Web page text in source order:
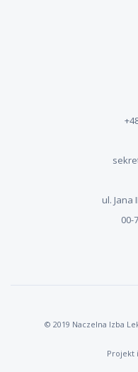
ul. Jana
00-
© 2019 Naczelna Izba
Projekt